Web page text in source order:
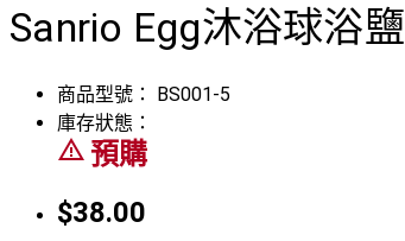
Sanrio Egg沐浴球浴鹽
商品型號： BS001-5
庫存狀態：
warning_amber 預購
$38.00